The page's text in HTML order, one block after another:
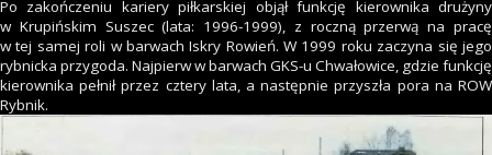
Po zakończeniu kariery piłkarskiej objął funkcję kierownika drużyny
w Krupińskim Suszec (lata: 1996-1999), z roczną przerwą na pracę
w tej samej roli w barwach Iskry Rowień. W 1999 roku zaczyna się jego
rybnicka przygoda. Najpierw w barwach GKS-u Chwałowice, gdzie funkcję
kierownika pełnił przez cztery lata, a następnie przyszła pora na ROW
Rybnik.